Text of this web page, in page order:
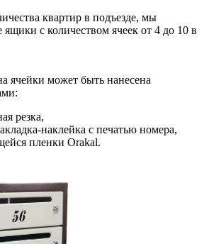
квартир в подъезде, мы
ящики с количеством ячеек от 4 до 10 в
ячейки может быть нанесена
резка,
наклейка с печатью номера,
пленки Orakal.